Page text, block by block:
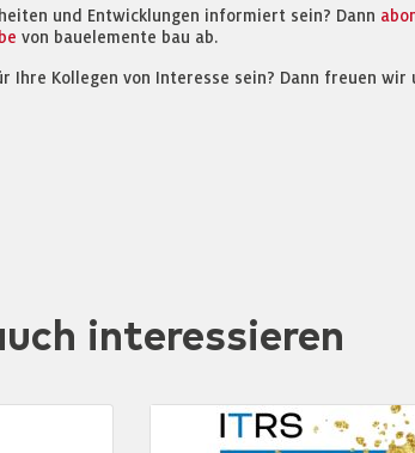
und Entwicklungen informiert sein? Dann
von bauelemente bau ab.
Ihre Kollegen von Interesse sein? Dann freuen
interessieren